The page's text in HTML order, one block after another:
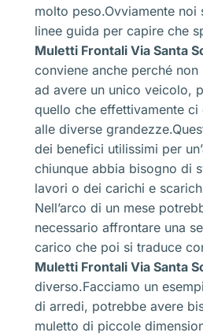
molto peso.Ovviamente
linee guida per capire che
Muletti Frontali Via Santa
conviene anche perché
ad avere un unico veicolo,
quello che effettivamente ci
alle diverse
dei benefici utilissimi per
chiunque abbia bisogno di
lavori o dei carichi e
Nell’arco di un mese
necessario affrontare una
carico che poi si traduce
Muletti Frontali Via Santa
diverso.Facciamo un
di arredi, potrebbe avere
muletto di piccole